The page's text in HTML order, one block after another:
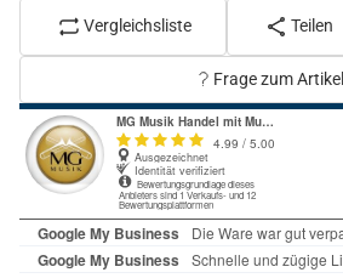
Vergleichsliste Teilen
Frage zum Artikel